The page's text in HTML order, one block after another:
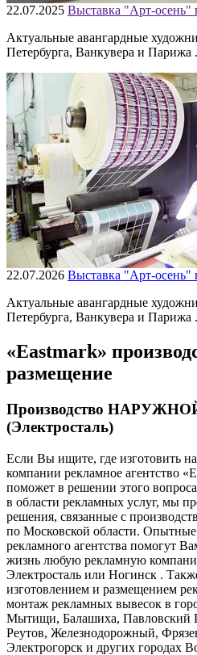
22.07.2025 Выставка "Арт-осень"
Актуальные авангардные
Петербурга, Ванкувера и Парижа
22.07.2026 Выставка "Арт-осень"
Актуальные авангардные
Петербурга, Ванкувера и Парижа
«Eastmark»
размещение
Производство
(Электросталь)
Если Вы ищите, где изготовить
компании рекламное агентство
поможет в решении этого
в области рекламных услуг, мы
решения, связанные с
по Московской области.
рекламного агентства помогут
жизнь любую рекламную
Электросталь или Ногинск .
изготовлением и размещением
монтаж рекламных вывесок в
Мытищи, Балашиха, Павловский
Реутов, Железнодорожный,
Электрогорск и других городах